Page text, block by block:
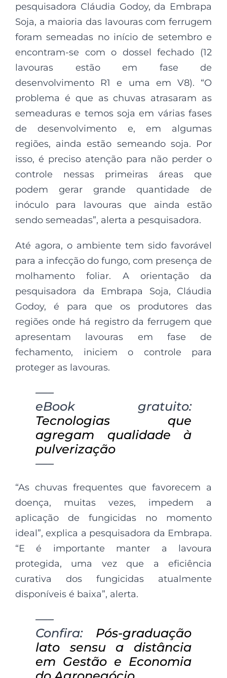
pesquisadora Cláudia Godoy, da Embrapa
Soja, a maioria das lavouras com ferrugem
foram semeadas no início de setembro e
encontram-se com o dossel fechado (12
lavouras estão em fase de
desenvolvimento R1 e uma em V8). “O
problema é que as chuvas atrasaram as
semeaduras e temos soja em várias fases
de desenvolvimento e, em algumas
regiões, ainda estão semeando soja. Por
isso, é preciso atenção para não perder o
controle nessas primeiras áreas que
podem gerar grande quantidade de
inóculo para lavouras que ainda estão
sendo semeadas”, alerta a pesquisadora.
Até agora, o ambiente tem sido favorável
para a infecção do fungo, com presença de
molhamento foliar. A orientação da
pesquisadora da Embrapa Soja, Cláudia
Godoy, é para que os produtores das
regiões onde há registro da ferrugem que
apresentam lavouras em fase de
fechamento, iniciem o controle para
proteger as lavouras.
—–
eBook gratuito:
Tecnologias que
agregam qualidade à
pulverização
—–
“As chuvas frequentes que favorecem a
doença, muitas vezes, impedem a
aplicação de fungicidas no momento
ideal”, explica a pesquisadora da Embrapa.
“E é importante manter a lavoura
protegida, uma vez que a eficiência
curativa dos fungicidas atualmente
disponíveis é baixa”, alerta.
—–
Confira: Pós-graduação
lato sensu a distância
em Gestão e Economia